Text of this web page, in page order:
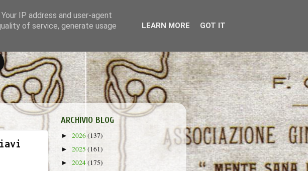
ARCHIVIO BLOG
► 2026(137)
► 2025 (161)
► 2024(175)
IP address and user-agent
of service, generate usage
LEARN MORE GOT IT